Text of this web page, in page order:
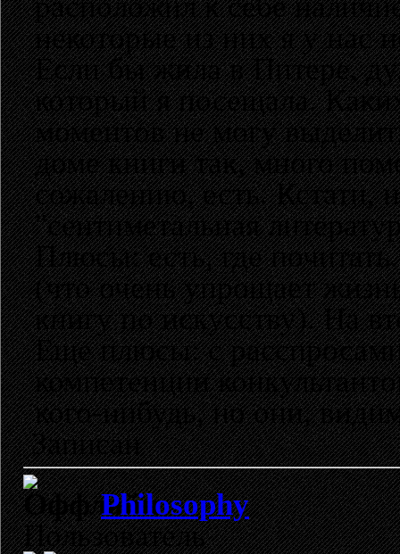
расположил к себе
некоторые из них я у нас
Если бы жила в Питере,
который я посещала.
моментов не могу
доме книги так, много
сожалению, есть. Кстати,
"сентиметальная
Плюсы: есть, где
(что очень упрощает
книгу по искусству). На
Еще плюсы: с
компетенции
кого-нибудь, но они,
Записан
Philosophy
Пользователь